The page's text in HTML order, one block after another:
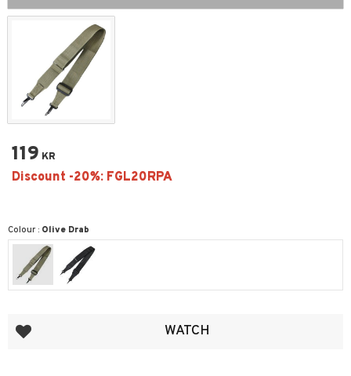
119 KR
Colour : Olive Drab
Add to favorites WATCH